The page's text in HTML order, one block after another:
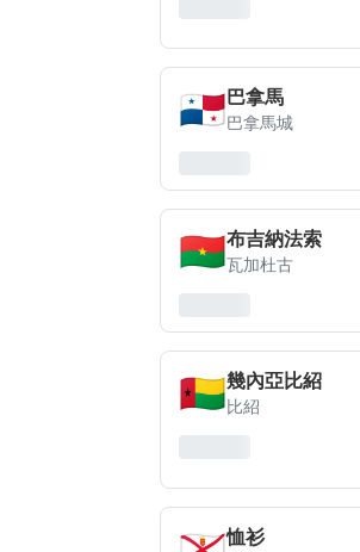
🇵🇦巴拿馬
巴拿馬城
🇧🇫布吉納法索
瓦加杜古
🇬🇼幾內亞比紹
比紹
恤衫